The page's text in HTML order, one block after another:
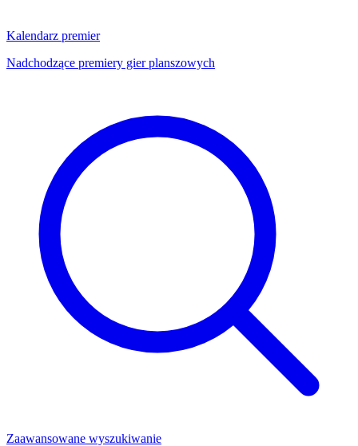
Kalendarz premier
Nadchodzące premiery gier planszowych
Zaawansowane wyszukiwanie